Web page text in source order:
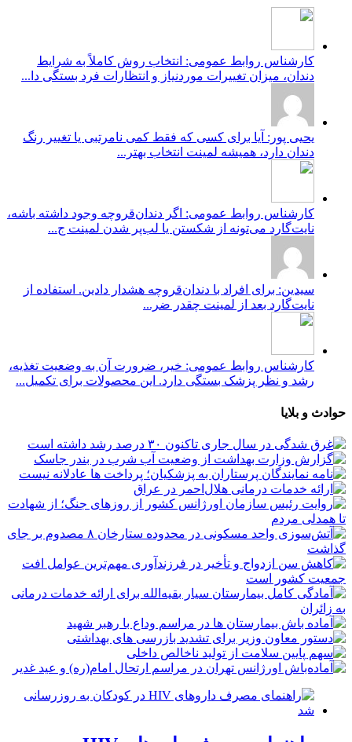
کارشناس روابط عمومی: انتخاب روش کاملاً به شرایط
دندان، میزان تغییرات موردنیاز و انتظارات فرد بستگی دا...
یحیی پور: آیا برای کسی که فقط کمی نامرتبی یا تغییر رنگ
دندان دارد، همیشه لمینت انتخاب بهتر...
کارشناس روابط عمومی: اگر دندان‌قروچه وجود داشته باشه،
نایت‌گارد می‌تونه از شکستن یا لب‌پر شدن لمینت ج...
سیدین: برای افراد با دندان‌قروچه هشدار دادین. استفاده از
نایت‌گارد بعد از لمینت چقدر ضر...
کارشناس روابط عمومی: خیر، ضرورت آن به وضعیت تغذیه،
رشد و نظر پزشک بستگی دارد. این محصولات برای تکمیل...
حوادث و بلایا